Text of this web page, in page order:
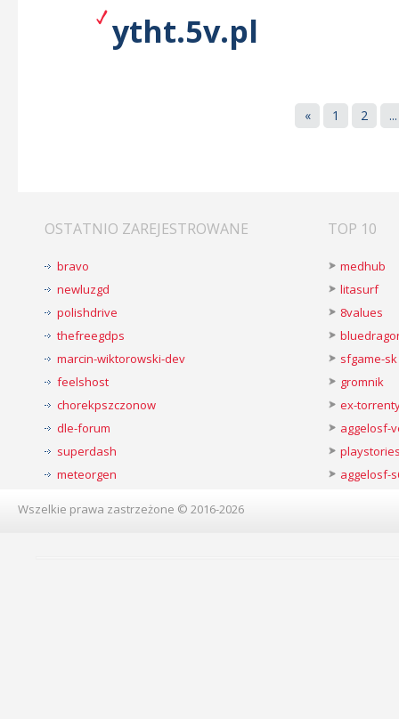
ytht.5v.pl
« 1 2 ...
OSTATNIO ZAREJESTROWANE
bravo
newluzgd
polishdrive
thefreegdps
marcin-wiktorowski-dev
feelshost
chorekpszczonow
dle-forum
superdash
meteorgen
TOP 10
medhub
litasurf
8values
sfgame-sk
gromnik
ex-
aggelosf-
aggelosf-
Wszelkie prawa zastrzeżone © 2016-2026